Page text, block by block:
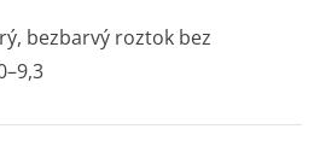
bezbarvý roztok bez